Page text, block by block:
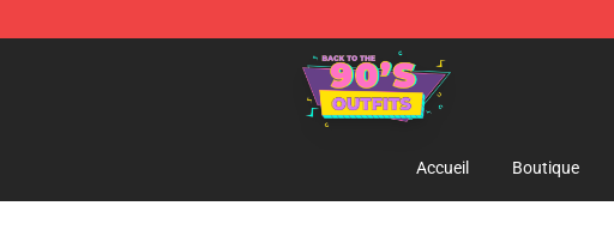
90s Outfits Store - Official 90s Outfits Merchandise Shop
Accueil Boutique